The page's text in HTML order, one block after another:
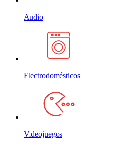
Audio
Electrodomésticos
Videojuegos